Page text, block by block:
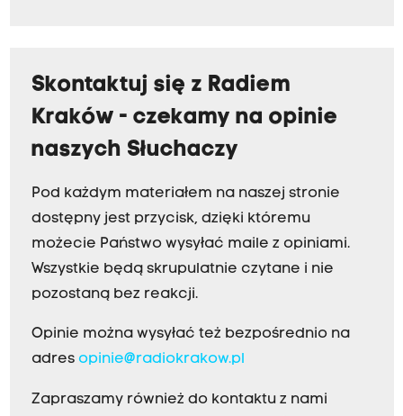
Skontaktuj się z Radiem
Kraków - czekamy na opinie
naszych Słuchaczy
Pod każdym materiałem na naszej stronie
dostępny jest przycisk, dzięki któremu
możecie Państwo wysyłać maile z opiniami.
Wszystkie będą skrupulatnie czytane i nie
pozostaną bez reakcji.
Opinie można wysyłać też bezpośrednio na
adres opinie@radiokrakow.pl
Zapraszamy również do kontaktu z nami